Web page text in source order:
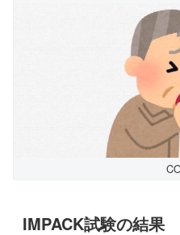
IMPACK試験の結果